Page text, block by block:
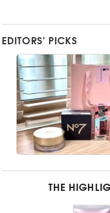
EDITORS’ PICKS
THE